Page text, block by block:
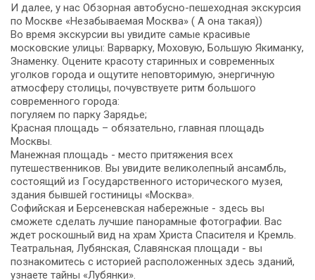
И далее, у нас Обзорная автобусно-пешеходная экскурсия
по Москве «Незабываемая Москва» ( А она такая))
Во время экскурсии вы увидите самые красивые
московские улицы: Варварку, Моховую, Большую Якиманку,
Знаменку. Оцените красоту старинных и современных
уголков города и ощутите неповторимую, энергичную
атмосферу столицы, почувствуете ритм большого
современного города:
погуляем по парку Зарядье;
Красная площадь – обязательно, главная площадь
Москвы.
Манежная площадь - место притяжения всех
путешественников. Вы увидите великолепный ансамбль,
состоящий из Государственного исторического музея,
здания бывшей гостиницы «Москва».
Софийская и Берсеневская набережные - здесь вы
сможете сделать лучшие панорамные фотографии. Вас
ждет роскошный вид на храм Христа Спасителя и Кремль.
Театральная, Лубянская, Славянская площади - вы
познакомитесь с историей расположенных здесь зданий,
узнаете тайны «Лубянки».